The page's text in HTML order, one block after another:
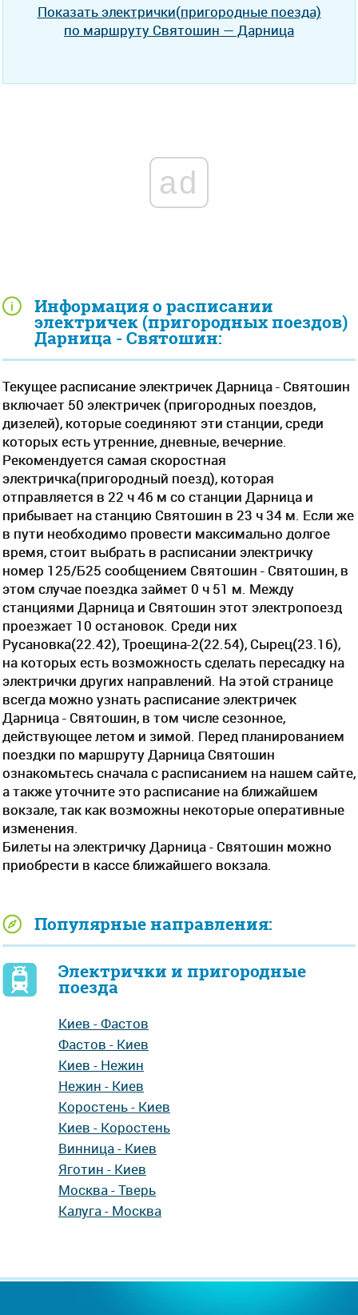
Информация о расписании
электричек (пригородных поездов)
Дарница - Святошин:
Текущее расписание электричек Дарница - Святошин
включает 50 электричек (пригородных поездов,
дизелей), которые соединяют эти станции, среди
которых есть утренние, дневные, вечерние.
Рекомендуется самая скоростная
электричка(пригородный поезд), которая
отправляется в 22 ч 46 м со станции Дарница и
прибывает на станцию Святошин в 23 ч 34 м. Если же
в пути необходимо провести максимально долгое
время, стоит выбрать в расписании электричку
номер 125/Б25 сообщением Святошин - Святошин, в
этом случае поездка займет 0 ч 51 м. Между
станциями Дарница и Святошин этот электропоезд
проезжает 10 остановок. Среди них
Русановка(22.42), Троещина-2(22.54), Сырец(23.16),
на которых есть возможность сделать пересадку на
электрички других направлений. На этой странице
всегда можно узнать расписание электричек
Дарница - Святошин, в том числе сезонное,
действующее летом и зимой. Перед планированием
поездки по маршруту Дарница Святошин
ознакомьтесь сначала с расписанием на нашем сайте,
а также уточните это расписание на ближайшем
вокзале, так как возможны некоторые оперативные
изменения.
Билеты на электричку Дарница - Святошин можно
приобрести в кассе ближайшего вокзала.
Популярные направления:
Электрички и пригородные
поезда
Киев - Фастов
Фастов - Киев
Киев - Нежин
Нежин - Киев
Коростень - Киев
Киев - Коростень
Винница - Киев
Яготин - Киев
Москва - Тверь
Калуга - Москва
Показать электрички(пригородные поезда)
по маршруту Святошин — Дарница
ad